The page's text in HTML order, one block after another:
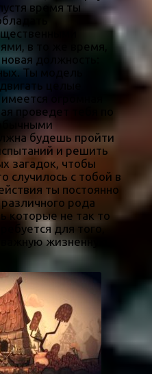
время ты
в то же время,
должность:
Ты модель
целые
огромная
проведет тебя по
будешь пройти
и решить
загадок, чтобы
случилось с тобой в
ты постоянно
рода
которые не так то
для того,
жизненную